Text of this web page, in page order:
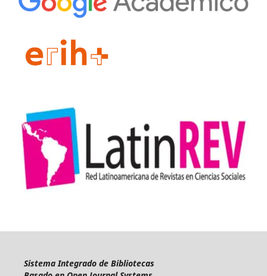
Sistema Integrado de Bibliotecas